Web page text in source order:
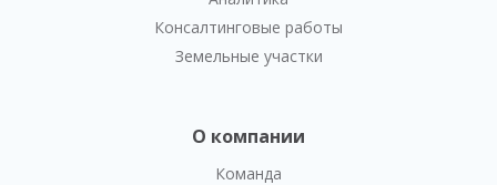
Консалтинговые работы
Земельные участки
О компании
Команда